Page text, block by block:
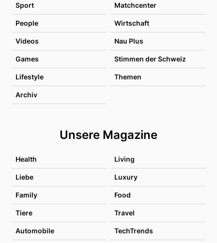
Sport Matchcenter
People Wirtschaft
Videos Nau Plus
Games Stimmen der Schweiz
Lifestyle Themen
Archiv
Unsere Magazine
Health Living
Liebe Luxury
Family Food
Tiere Travel
Automobile TechTrends